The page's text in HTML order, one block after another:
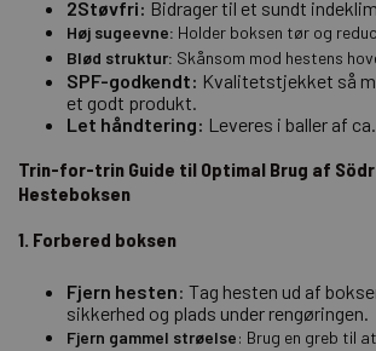
2Støvfri: Bidrager til et sundt
Høj sugeevne: Holder boksen tør og
Blød struktur: Skånsom mod hestens
SPF-godkendt: Kvalitetstjekket så
et godt produkt.
Let håndtering: Leveres i baller af
Trin-for-trin Guide til Optimal Brug af
Hesteboksen
1. Forbered boksen
Fjern hesten: Tag hesten ud af
sikkerhed og plads under rengøringen.
Fjern gammel strøelse: Brug en greb til